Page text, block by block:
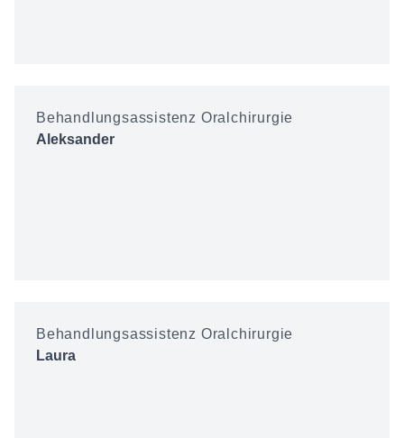
Behandlungsassistenz Oralchirurgie
Aleksander
Behandlungsassistenz Oralchirurgie
Laura